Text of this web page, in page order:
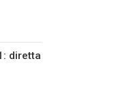
diretta